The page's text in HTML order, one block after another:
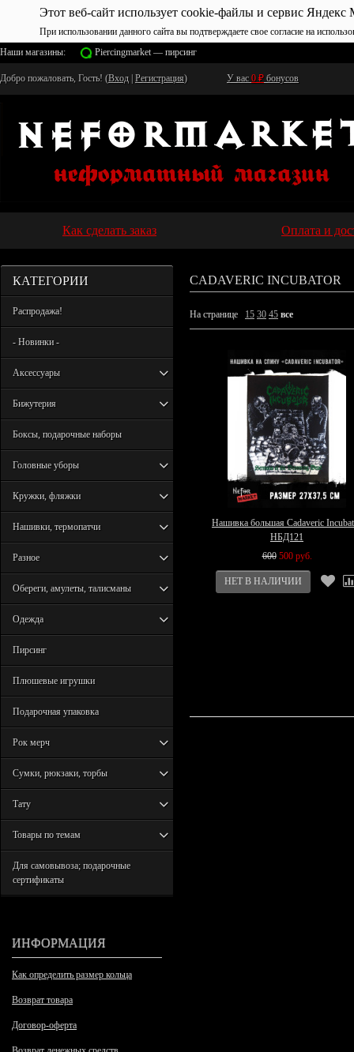
Этот веб-сайт использует cookie-файлы и сервис Яндекс
При использовании данного сайта вы подтверждаете свое согласие на
Наши магазины:
Piercingmarket — пирсинг
Добро пожаловать, Гость! (Вход Регистрация) У вас 0 ₽ бонусов
Как сделать заказ Оплата и
КАТЕГОРИИ
Распродажа!
- Новинки -
Аксессуары
Бижутерия
Боксы, подарочные наборы
Головные уборы
Кружки, фляжки
Нашивки, термопатчи
Разное
Обереги, амулеты, талисманы
Одежда
Пирсинг
Плюшевые игрушки
Подарочная упаковка
Рок мерч
Сумки, рюкзаки, торбы
Тату
Товары по темам
Для самовывоза; подарочные
сертификаты
ИНФОРМАЦИЯ
Как определить размер кольца
Возврат товара
Договор-оферта
CADAVERIC INCUBATOR
На странице 15 30 45 все
Нашивка большая Cadaveric
НБД121
600 500 руб.